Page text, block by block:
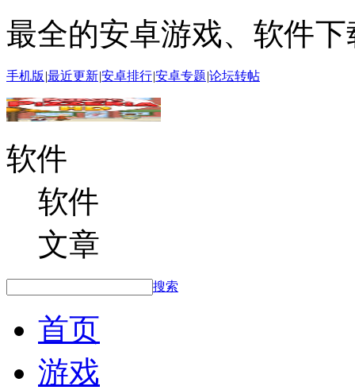
最全的安卓游戏、软件下
手机版 |最近更新|安卓排行|安卓专题|论坛转帖
软件
软件
文章
搜索
首页
游戏